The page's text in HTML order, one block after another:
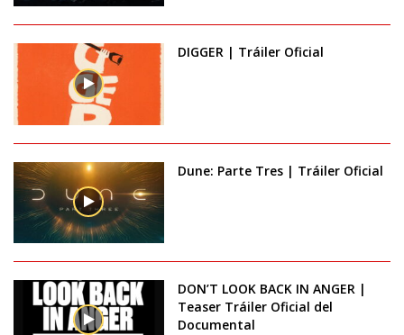
DIGGER | Tráiler Oficial
Dune: Parte Tres | Tráiler Oficial
DON’T LOOK BACK IN ANGER |
Teaser Tráiler Oficial del
Documental